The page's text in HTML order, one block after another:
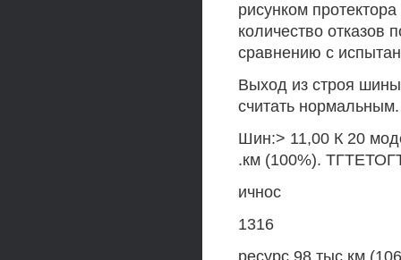
рисунком
количество отказов
сравнению с
Выход из строя
считать нормальным.
Шин:> 11,00 К 20
.км (100%).
ичнос
1316
ресурс 98 тыс.км